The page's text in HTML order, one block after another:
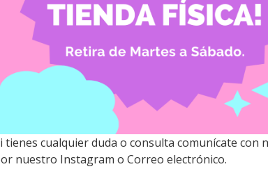
STRAY
$6.900
DescripciónEste
tienes cualquier duda o consulta comunícate con
nuestro Instagram o Correo electrónico.